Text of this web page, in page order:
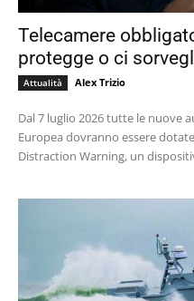
Telecamere
protegge o ci
Attualità Alex Trizio
Dal 7 luglio 2026 tutte le nuove
Europea dovranno essere
Distraction Warning, un